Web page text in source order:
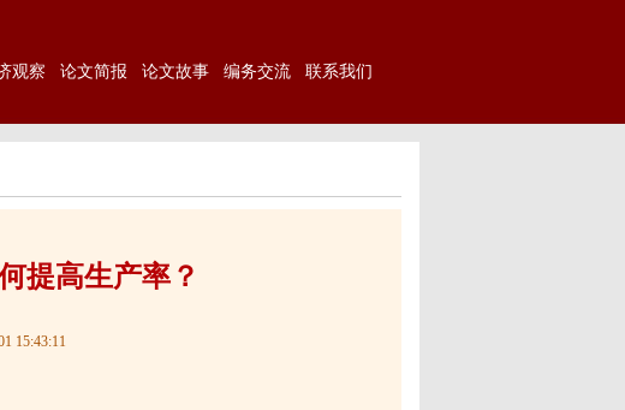
观察 论文简报 论文故事 编务交流 联系我们
提高生产率？
15:43:11